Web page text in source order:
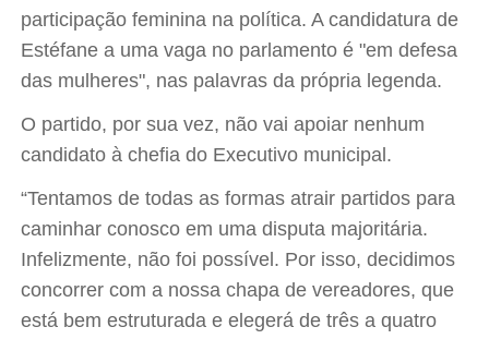
participação feminina na política. A candidatura de
Estéfane a uma vaga no parlamento é "em defesa
das mulheres", nas palavras da própria legenda.
O partido, por sua vez, não vai apoiar nenhum
candidato à chefia do Executivo municipal.
“Tentamos de todas as formas atrair partidos para
caminhar conosco em uma disputa majoritária.
Infelizmente, não foi possível. Por isso, decidimos
concorrer com a nossa chapa de vereadores, que
está bem estruturada e elegerá de três a quatro